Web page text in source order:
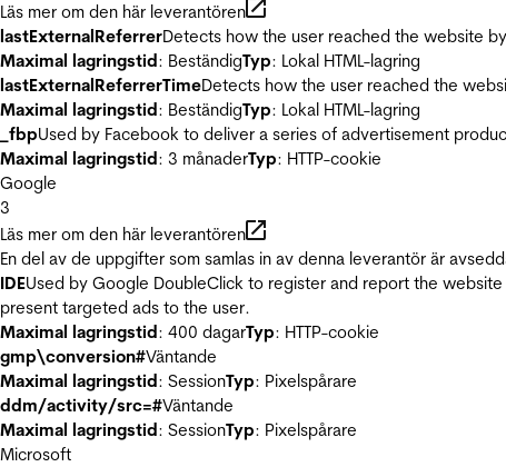
Läs mer om den här leverantören
lastExternalReferrerDetects how the user reached the website
Maximal lagringstid: BeständigTyp: Lokal HTML-lagring
lastExternalReferrerTimeDetects how the user reached the
Maximal lagringstid: BeständigTyp: Lokal HTML-lagring
_fbpUsed by Facebook to deliver a series of advertisement
Maximal lagringstid: 3 månaderTyp: HTTP-cookie
Google
3
Läs mer om den här leverantören
En del av de uppgifter som samlas in av denna leverantör är
IDEUsed by Google DoubleClick to register and report the
present targeted ads to the user.
Maximal lagringstid: 400 dagarTyp: HTTP-cookie
gmp\conversion#Väntande
Maximal lagringstid: SessionTyp: Pixelspårare
ddm/activity/src=#Väntande
Maximal lagringstid: SessionTyp: Pixelspårare
Microsoft